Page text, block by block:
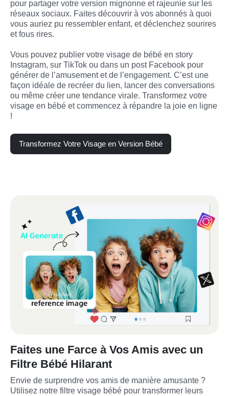
pour partager votre version mignonne et rajeunie sur les
réseaux sociaux. Faites découvrir à vos abonnés à quoi
vous auriez pu ressembler enfant, et déclenchez sourires
et fous rires.
Vous pouvez publier votre visage de bébé en story
Instagram, sur TikTok ou dans un post Facebook pour
générer de l’amusement et de l’engagement. C’est une
façon idéale de recréer du lien, lancer des conversations
ou même créer une tendance virale. Transformez votre
visage en bébé et commencez à répandre la joie en ligne
!
Transformez Votre Visage en Version Bébé
Faites une Farce à Vos Amis avec un
Filtre Bébé Hilarant
Envie de surprendre vos amis de manière amusante ?
Utilisez notre filtre visage bébé pour transformer leurs